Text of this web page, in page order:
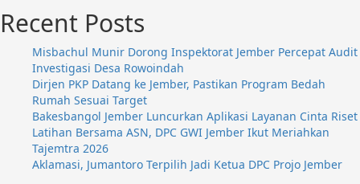
Disperindag
Gelar
Pasar
Murah
di
Silo
Recent Posts
Misbachul Munir Dorong Inspektorat Jember Percepat Audit
Investigasi Desa Rowoindah
Dirjen PKP Datang ke Jember, Pastikan Program Bedah
Rumah Sesuai Target
Bakesbangol Jember Luncurkan Aplikasi Layanan Cinta Riset
Latihan Bersama ASN, DPC GWI Jember Ikut Meriahkan
Tajemtra 2026
Aklamasi, Jumantoro Terpilih Jadi Ketua DPC Projo Jember